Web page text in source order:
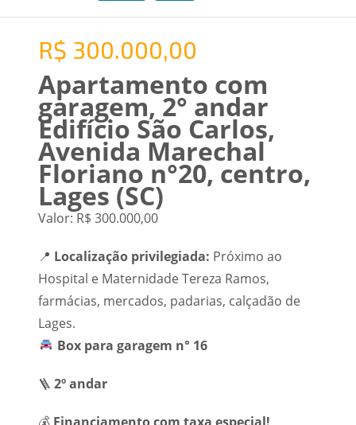
R$ 300.000,00
Apartamento com
garagem, 2° andar
Edifício São Carlos,
Avenida Marechal
Floriano n°20, centro,
Lages (SC)
Valor: R$ 300.000,00
📍 Localização privilegiada: Próximo ao
Hospital e Maternidade Tereza Ramos,
farmácias, mercados, padarias, calçadão de
Lages.
Box para garagem n° 16
🪜 2º andar